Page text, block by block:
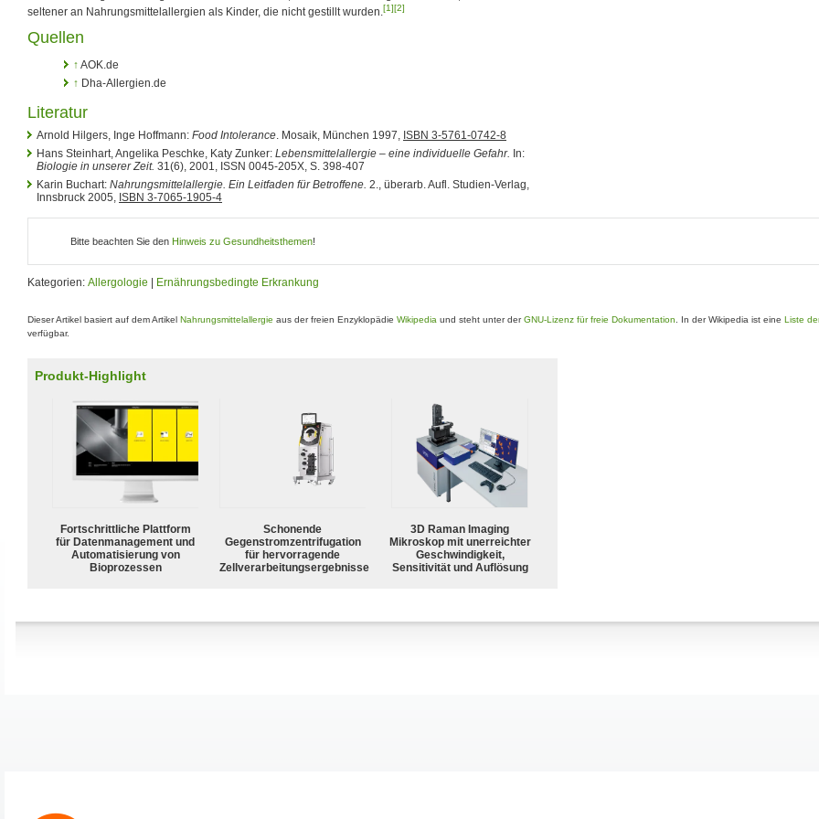
seltener an Nahrungsmittelallergien als Kinder, die nicht gestillt wurden.[1][2]
Quellen
↑ AOK.de
↑ Dha-Allergien.de
Literatur
Arnold Hilgers, Inge Hoffmann: Food Intolerance. Mosaik, München 1997, ISBN 3-5761-0742-8
Hans Steinhart, Angelika Peschke, Katy Zunker: Lebensmittelallergie – eine individuelle Gefahr. In:
Biologie in unserer Zeit. 31(6), 2001, ISSN 0045-205X, S. 398-407
Karin Buchart: Nahrungsmittelallergie. Ein Leitfaden für Betroffene. 2., überarb. Aufl. Studien-Verlag,
Innsbruck 2005, ISBN 3-7065-1905-4
Bitte beachten Sie den Hinweis zu Gesundheitsthemen!
Kategorien: Allergologie Ernährungsbedingte Erkrankung
Dieser Artikel basiert auf dem Artikel Nahrungsmittelallergie aus der freien Enzyklopädie Wikipedia und steht unter derGNU-Lizenz für freie Dokumentation . In der Wikipedia ist eine Liste
verfügbar.
Produkt-Highlight
Fortschrittliche Plattform
für Datenmanagement und
Automatisierung von
Bioprozessen
Schonende
Gegenstromzentrifugation
für hervorragende
Zellverarbeitungsergebnisse
3D Raman Imaging
Mikroskop mit unerreichter
Geschwindigkeit,
Sensitivität und Auflösung